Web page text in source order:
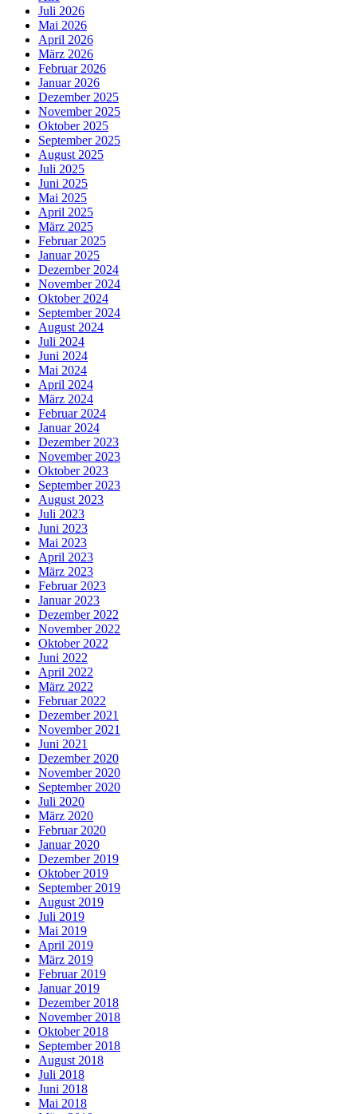
Juli 2026
Mai 2026
April 2026
März 2026
Februar 2026
Januar 2026
Dezember 2025
November 2025
Oktober 2025
September 2025
August 2025
Juli 2025
Juni 2025
Mai 2025
April 2025
März 2025
Februar 2025
Januar 2025
Dezember 2024
November 2024
Oktober 2024
September 2024
August 2024
Juli 2024
Juni 2024
Mai 2024
April 2024
März 2024
Februar 2024
Januar 2024
Dezember 2023
November 2023
Oktober 2023
September 2023
August 2023
Juli 2023
Juni 2023
Mai 2023
April 2023
März 2023
Februar 2023
Januar 2023
Dezember 2022
November 2022
Oktober 2022
Juni 2022
April 2022
März 2022
Februar 2022
Dezember 2021
November 2021
Juni 2021
Dezember 2020
November 2020
September 2020
Juli 2020
März 2020
Februar 2020
Januar 2020
Dezember 2019
Oktober 2019
September 2019
August 2019
Juli 2019
Mai 2019
April 2019
März 2019
Februar 2019
Januar 2019
Dezember 2018
November 2018
Oktober 2018
September 2018
August 2018
Juli 2018
Juni 2018
Mai 2018